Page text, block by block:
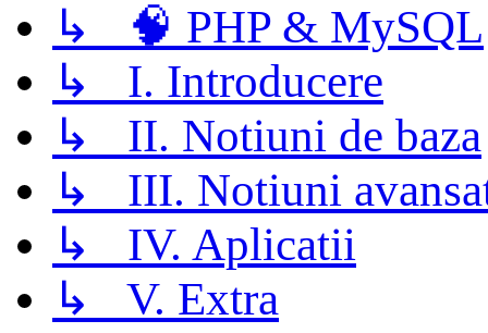
↳ 🧠 PHP & MySQL
↳ I. Introducere
↳ II. Notiuni de baza
↳ III. Notiuni
↳ IV. Aplicatii
↳ V. Extra